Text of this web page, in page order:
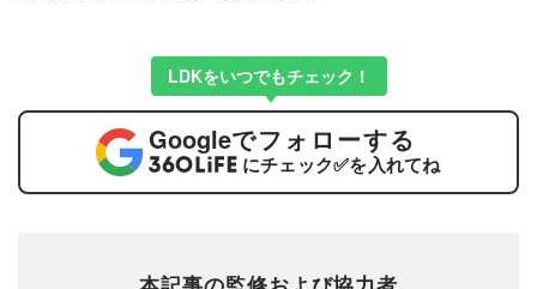
LDKをいつでもチェック！
Googleでフォローする
にチェック✅を入れてね